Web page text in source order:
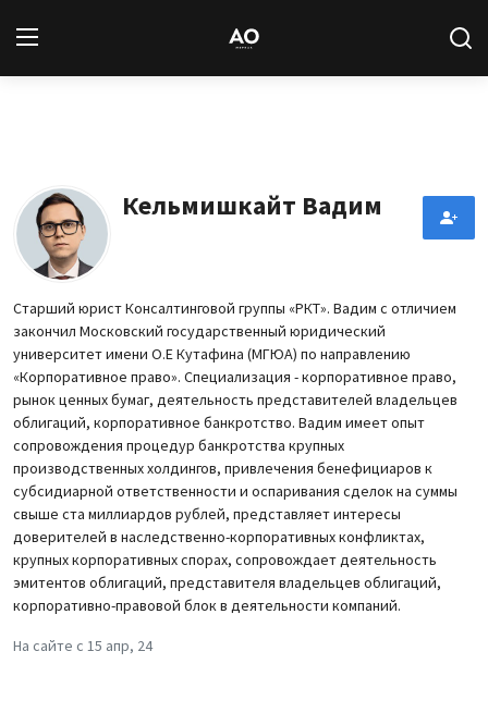
Новости
Статьи
База знаний
Подписка
Кельмишкайт Вадим
Старший юрист Консалтинговой группы «РКТ». Вадим с отличием
закончил Московский государственный юридический
университет имени О.Е Кутафина (МГЮА) по направлению
«Корпоративное право». Специализация - корпоративное право,
рынок ценных бумаг, деятельность представителей владельцев
облигаций, корпоративное банкротство. Вадим имеет опыт
сопровождения процедур банкротства крупных
производственных холдингов, привлечения бенефициаров к
субсидиарной ответственности и оспаривания сделок на суммы
свыше ста миллиардов рублей, представляет интересы
доверителей в наследственно-корпоративных конфликтах,
крупных корпоративных спорах, сопровождает деятельность
эмитентов облигаций, представителя владельцев облигаций,
корпоративно-правовой блок в деятельности компаний.
На сайте с 15 апр, 24